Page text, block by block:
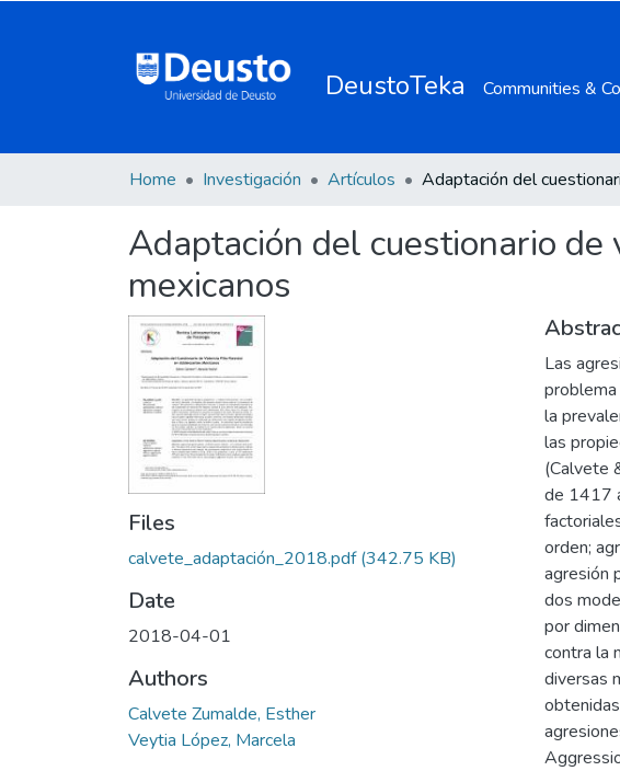
DeustoTeka Communities &
Home Investigación Artículos
Adaptación del cuestionario
mexicanos
Files
calvete_adaptación_2018.pdf(342.75 KB)
Date
2018-04-01
Authors
Calvete Zumalde, Esther
Veytia López, Marcela
Las
la
las
(Calvete
de 1417
orden;
agresión
dos
por
contra la
diversas